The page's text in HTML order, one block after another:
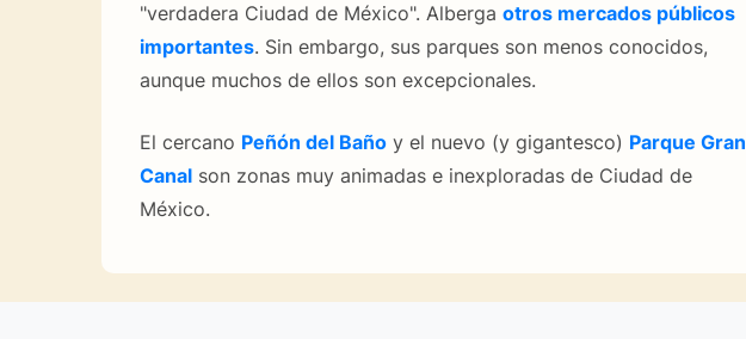
"verdadera Ciudad de México". Alberga otros mercados públicos
importantes. Sin embargo, sus parques son menos conocidos,
aunque muchos de ellos son excepcionales.
El cercano Peñón del Bañoy el nuevo (y gigantesco) Parque Gran
Canalson zonas muy animadas e inexploradas de Ciudad de
México.